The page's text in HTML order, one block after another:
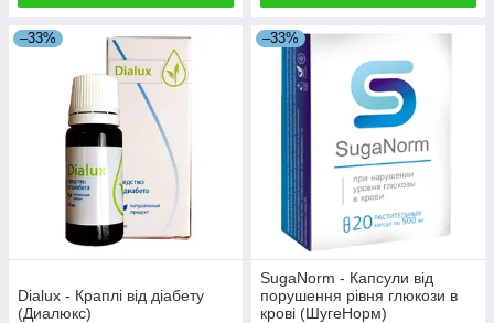
–33%
Dialux - Краплі від діабету
(Диалюкс)
–33%
SugaNorm - Капсули від
порушення рівня глюкози в
крові (ШугеНорм)